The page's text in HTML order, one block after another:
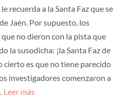
recuerda a la Santa Faz que se
Jaén. Por supuesto, los
no dieron con la pista que
la susodicha: ¡la Santa Faz de
cierto es que no tiene parecido
investigadores comenzaron a
Leer más